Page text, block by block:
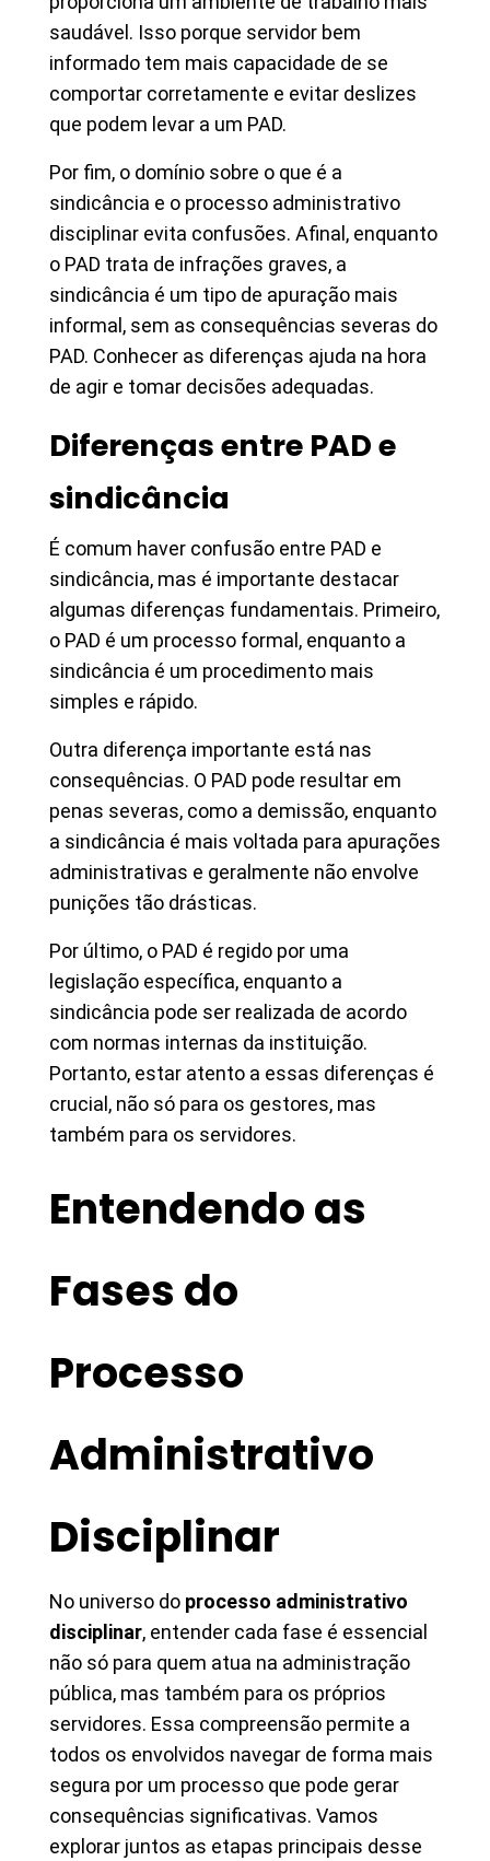
saudável. Isso porque servidor bem
informado tem mais capacidade de se
comportar corretamente e evitar deslizes
que podem levar a um PAD.
Por fim, o domínio sobre o que é a
sindicância e o processo administrativo
disciplinar evita confusões. Afinal, enquanto
o PAD trata de infrações graves, a
sindicância é um tipo de apuração mais
informal, sem as consequências severas do
PAD. Conhecer as diferenças ajuda na hora
de agir e tomar decisões adequadas.
Diferenças entre PAD e
sindicância
É comum haver confusão entre PAD e
sindicância, mas é importante destacar
algumas diferenças fundamentais. Primeiro,
o PAD é um processo formal, enquanto a
sindicância é um procedimento mais
simples e rápido.
Outra diferença importante está nas
consequências. O PAD pode resultar em
penas severas, como a demissão, enquanto
a sindicância é mais voltada para apurações
administrativas e geralmente não envolve
punições tão drásticas.
Por último, o PAD é regido por uma
legislação específica, enquanto a
sindicância pode ser realizada de acordo
com normas internas da instituição.
Portanto, estar atento a essas diferenças é
crucial, não só para os gestores, mas
também para os servidores.
Entendendo as
Fases do
Processo
Administrativo
Disciplinar
No universo do processo administrativo
disciplinar, entender cada fase é essencial
não só para quem atua na administração
pública, mas também para os próprios
servidores. Essa compreensão permite a
todos os envolvidos navegar de forma mais
segura por um processo que pode gerar
consequências significativas. Vamos
explorar juntos as etapas principais desse